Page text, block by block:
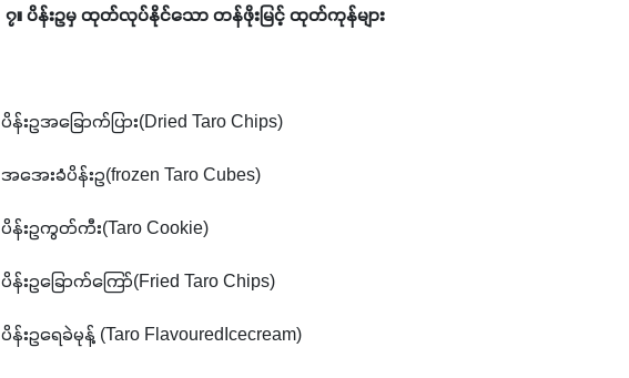
၇။ ပိန်းဥမှ ထုတ်လုပ်နိုင်သော တန်ဖိုးမြင့် ထုတ်ကုန်များ
ပိန်းဥအခြောက်ပြား(Dried Taro Chips)
အအေးခံပိန်းဥ(frozen Taro Cubes)
ပိန်းဥကွတ်ကီး(Taro Cookie)
ပိန်းဥခြောက်ကြော်(Fried Taro Chips)
ပိန်းဥရေခဲမုန့် (Taro FlavouredIcecream)